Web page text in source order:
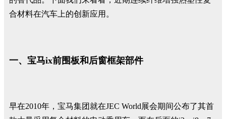
合材料在汽车上的创新应用。
一、宝马ix前围板和后窗框架部件
早在2010年，宝马集团就在JEC World展会期间公布了其首